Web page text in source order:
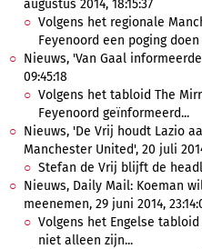
augustus 2014, 18:15:37
Volgens het regionale
Feyenoord een poging doen
Nieuws, 'Van Gaal
09:45:18
Volgens het tabloid The
Feyenoord geïnformeerd...
Nieuws, 'De Vrij houdt Lazio
Manchester United', 20 juli
Stefan de Vrij blijft de
Nieuws, Daily Mail: Koeman
meenemen, 29 juni 2014,
Volgens het Engelse
niet alleen zijn...